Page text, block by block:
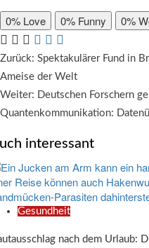
0% Love 0% Funny 0%
Zurück: Spektakulärer Fund in
Ameise der Welt
Weiter: Deutschen Forschern
Quantenkommunikation:
interessant
Gesundheit
nach dem Urlaub: